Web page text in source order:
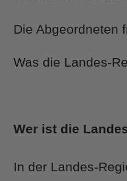
Die Abgeordneten
Was die Landes-
Wer ist die
In der Landes-